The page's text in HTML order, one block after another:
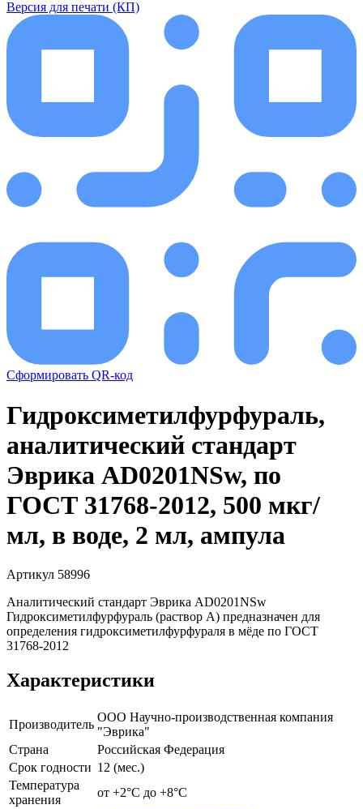
Версия для печати (КП)
Сформировать QR-код
Гидроксиметилфурфураль,
аналитический стандарт
Эврика AD0201NSw, по
ГОСТ 31768-2012, 500 мкг/
мл, в воде, 2 мл, ампула
Артикул 58996
Аналитический стандарт Эврика AD0201NSw
Гидроксиметилфурфураль (раствор А) предназначен для
определения гидроксиметилфурфураля в мёде по ГОСТ
31768-2012
Характеристики
Производитель
ООО Научно-производственная компания
"Эврика"
Страна
Российская Федерация
Срок годности 12 (мес.)
Температура
хранения
от +2°С до +8°С